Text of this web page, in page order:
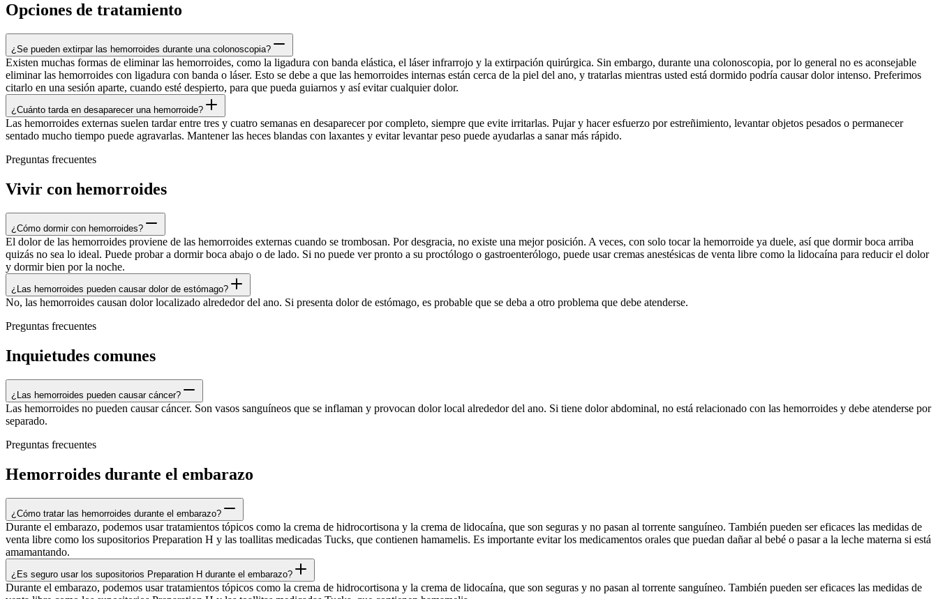
Opciones de tratamiento
¿Se pueden extirpar las hemorroides durante una colonoscopia?
Existen muchas formas de eliminar las hemorroides, como la ligadura con banda elástica, el láser infrarrojo y la extirpación quirúrgica. Sin embargo, durante una colonoscopia, por lo general no es aconsejable
eliminar las hemorroides con ligadura con banda o láser. Esto se debe a que las hemorroides internas están cerca de la piel del ano, y tratarlas mientras usted está dormido podría causar dolor intenso. Preferimos
citarlo en una sesión aparte, cuando esté despierto, para que pueda guiarnos y así evitar cualquier dolor.
¿Cuánto tarda en desaparecer una hemorroide?
Las hemorroides externas suelen tardar entre tres y cuatro semanas en desaparecer por completo, siempre que evite irritarlas. Pujar y hacer esfuerzo por estreñimiento, levantar objetos pesados o permanecer
sentado mucho tiempo puede agravarlas. Mantener las heces blandas con laxantes y evitar levantar peso puede ayudarlas a sanar más rápido.
Preguntas frecuentes
Vivir con hemorroides
¿Cómo dormir con hemorroides?
El dolor de las hemorroides proviene de las hemorroides externas cuando se trombosan. Por desgracia, no existe una mejor posición. A veces, con solo tocar la hemorroide ya duele, así que dormir boca arriba
quizás no sea lo ideal. Puede probar a dormir boca abajo o de lado. Si no puede ver pronto a su proctólogo o gastroenterólogo, puede usar cremas anestésicas de venta libre como la lidocaína para reducir el dolor
y dormir bien por la noche.
¿Las hemorroides pueden causar dolor de estómago?
No, las hemorroides causan dolor localizado alrededor del ano. Si presenta dolor de estómago, es probable que se deba a otro problema que debe atenderse.
Preguntas frecuentes
Inquietudes comunes
¿Las hemorroides pueden causar cáncer?
Las hemorroides no pueden causar cáncer. Son vasos sanguíneos que se inflaman y provocan dolor local alrededor del ano. Si tiene dolor abdominal, no está relacionado con las hemorroides y debe atenderse por
separado.
Preguntas frecuentes
Hemorroides durante el embarazo
¿Cómo tratar las hemorroides durante el embarazo?
Durante el embarazo, podemos usar tratamientos tópicos como la crema de hidrocortisona y la crema de lidocaína, que son seguras y no pasan al torrente sanguíneo. También pueden ser eficaces las medidas de
venta libre como los supositorios Preparation H y las toallitas medicadas Tucks, que contienen hamamelis. Es importante evitar los medicamentos orales que puedan dañar al bebé o pasar a la leche materna si está
amamantando.
¿Es seguro usar los supositorios Preparation H durante el embarazo?
Durante el embarazo, podemos usar tratamientos tópicos como la crema de hidrocortisona y la crema de lidocaína, que son seguras y no pasan al torrente sanguíneo. También pueden ser eficaces las medidas de